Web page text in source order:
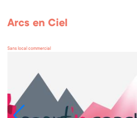
Arcs en Ciel
Sans local commercial